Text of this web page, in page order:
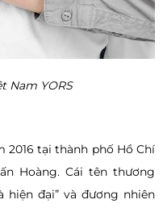
Nam YORS
2016 tại thành phố Hồ Chí
Hoàng. Cái tên thương
hiện đại” và đương nhiên